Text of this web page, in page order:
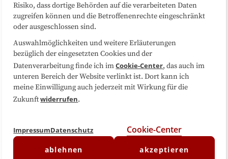
Risiko, dass dortige Behörden auf die verarbeiteten Daten
zugreifen können und die Betroffenenrechte eingeschränkt
oder ausgeschlossen sind.
Auswahlmöglichkeiten und weitere Erläuterungen
bezüglich der eingesetzten Cookies und der
Datenverarbeitung finde ich imCookie-Center, das auch im
unteren Bereich der Website verlinkt ist. Dort kann ich
meine Einwilligung auch jederzeit mit Wirkung für die
Zukunftwiderrufen.
ImpressumDatenschutz Cookie-Center
ablehnen akzeptieren